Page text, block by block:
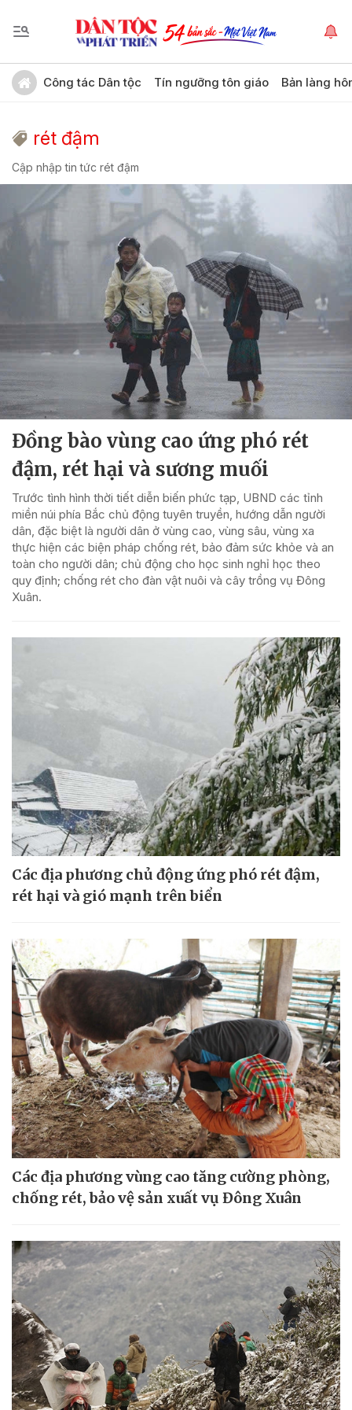
Công tác Dân tộc Tín ngưỡng tôn giáo Bản làng
rét đậm
Cập nhập tin tức rét đậm
Đồng bào vùng cao ứng phó rét
đậm, rét hại và sương muối
Trước tình hình thời tiết diễn biến phức tạp, UBND các tỉnh
miền núi phía Bắc chủ động tuyên truyền, hướng dẫn người
dân, đặc biệt là người dân ở vùng cao, vùng sâu, vùng xa
thực hiện các biện pháp chống rét, bảo đảm sức khỏe và an
toàn cho người dân; chủ động cho học sinh nghỉ học theo
quy định; chống rét cho đàn vật nuôi và cây trồng vụ Đông
Xuân.
Các địa phương chủ động ứng phó rét đậm,
rét hại và gió mạnh trên biển
Các địa phương vùng cao tăng cường phòng,
chống rét, bảo vệ sản xuất vụ Đông Xuân